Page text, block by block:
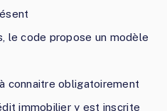
le code propose un modèle
connaitre obligatoirement
immobilier y est inscrite